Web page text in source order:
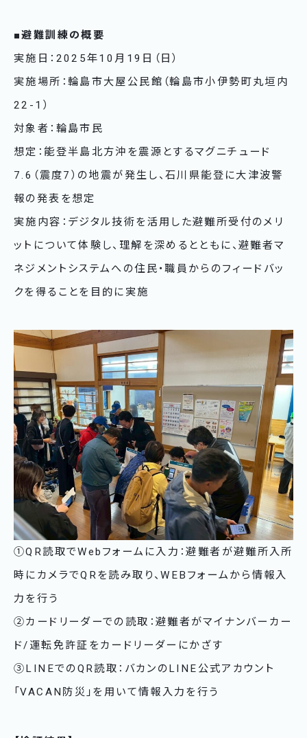
■避難訓練の概要
実施日：2025年10月19日（日）
実施場所：輪島市大屋公民館（輪島市小伊勢町丸垣内
22-1）
対象者：輪島市民
想定：能登半島北方沖を震源とするマグニチュード
7.6（震度7）の地震が発生し、石川県能登に大津波警
報の発表を想定
実施内容：デジタル技術を活用した避難所受付のメリ
ットについて体験し、理解を深めるとともに、避難者マ
ネジメントシステムへの住民・職員からのフィードバッ
クを得ることを目的に実施
①QR読取でWebフォームに入力：避難者が避難所入所
時にカメラでQRを読み取り、WEBフォームから情報入
力を行う
②カードリーダーでの読取：避難者がマイナンバーカー
ド/運転免許証をカードリーダーにかざす
③LINEでのQR読取：バカンのLINE公式アカウント
「VACAN防災」を用いて情報入力を行う